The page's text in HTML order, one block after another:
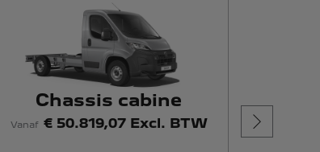
Chassis cabine
Vanaf € 50.819,07 Excl. BTW